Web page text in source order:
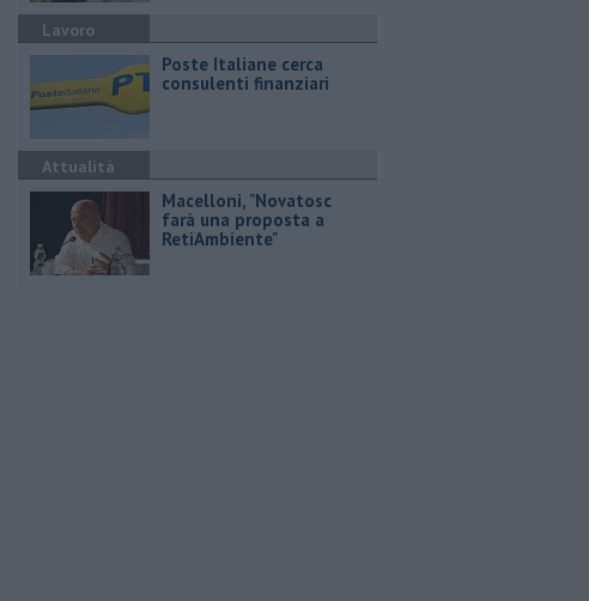
Lavoro
Poste Italiane cerca
consulenti finanziari
Attualità
Macelloni, "Novatosc
farà una proposta a
RetiAmbiente"